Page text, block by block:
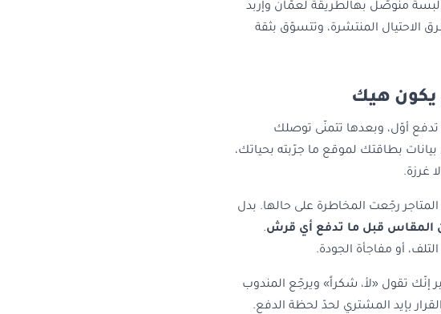
منوصّل بهالطريقة لعمّان وإربد
الاحتيال المنتشرة، وتتسوّق بثقة
يكون هيك
أوّل، وبعدها تتمنّى توصلك
بطاقتك لموقع ما جرّبته بحياتك،
غرزة.
رجّعت المخاطرة على حالها. بدل
المقاس قبل ما تدفع أي قرش.
أو مفاجأة الجودة.
إنّك تقول «لأ، شكراً» ويرجّع المندوب
بإيد المشتري لحدّ لحظة الدفع.